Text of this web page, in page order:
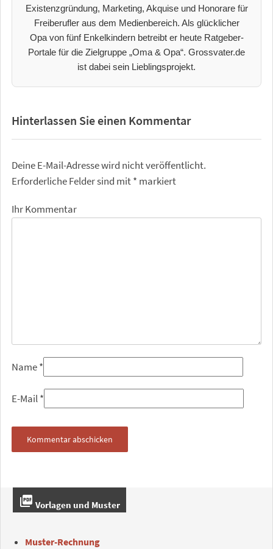
Existenzgründung, Marketing, Akquise und Honorare für
Freiberufler aus dem Medienbereich. Als glücklicher
Opa von fünf Enkelkindern betreibt er heute Ratgeber-
Portale für die Zielgruppe „Oma & Opa“. Grossvater.de
ist dabei sein Lieblingsprojekt.
Hinterlassen Sie einen Kommentar
Deine E-Mail-Adresse wird nicht veröffentlicht.
Erforderliche Felder sind mit* markiert
Ihr Kommentar
Name*
E-Mail*
picture_as_pdf Vorlagen und Muster
Muster-Rechnung